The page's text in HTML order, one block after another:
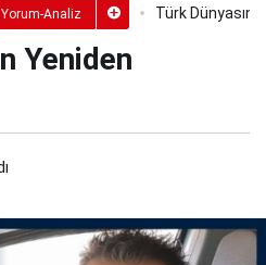
Yorum-Analiz Türk
Yeniden